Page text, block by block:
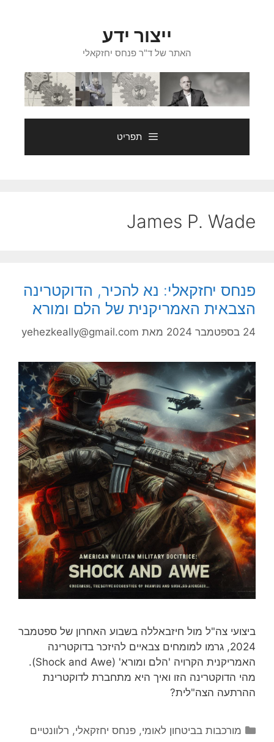
ייצור ידע
האתר של ד"ר פנחס יחזקאלי
תפריט
James P. Wade
פנחס יחזקאלי: נא להכיר, הדוקטרינה
הצבאית האמריקנית של הלם ומורא
24 בספטמבר 2024 מאת yehezkeally@gmail.com
ביצועי צה"ל מול חיזבאללה בשבוע האחרון של ספטמבר
2024, גרמו למומחים צבאיים להיזכר בדוקטרינה
האמריקנית הקרויה 'הלם ומורא' (Shock and Awe).
מהי הדוקטרינה הזו ואיך היא מתחברת לדוקטרינת
ההרתעה הצה"לית?
קטגוריות
מורכבות בביטחון לאומי,פנחס יחזקאלי, רלוונטיים